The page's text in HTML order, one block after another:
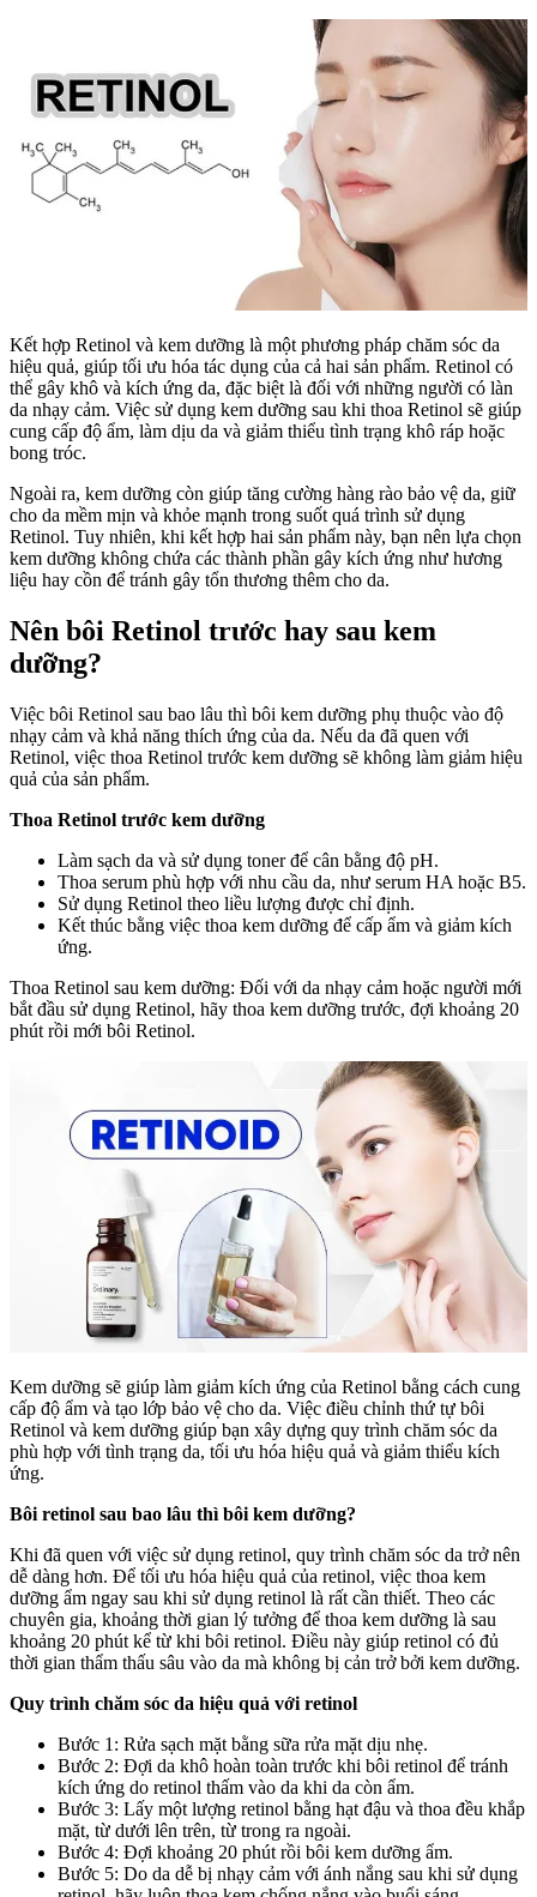
Kết hợp Retinol và kem dưỡng là một phương pháp chăm sóc da
hiệu quả, giúp tối ưu hóa tác dụng của cả hai sản phẩm. Retinol có
thể gây khô và kích ứng da, đặc biệt là đối với những người có làn
da nhạy cảm. Việc sử dụng kem dưỡng sau khi thoa Retinol sẽ giúp
cung cấp độ ẩm, làm dịu da và giảm thiểu tình trạng khô ráp hoặc
bong tróc.
Ngoài ra, kem dưỡng còn giúp tăng cường hàng rào bảo vệ da, giữ
cho da mềm mịn và khỏe mạnh trong suốt quá trình sử dụng
Retinol. Tuy nhiên, khi kết hợp hai sản phẩm này, bạn nên lựa chọn
kem dưỡng không chứa các thành phần gây kích ứng như hương
liệu hay cồn để tránh gây tổn thương thêm cho da.
Nên bôi Retinol trước hay sau kem
dưỡng?
Việc bôi Retinol sau bao lâu thì bôi kem dưỡng phụ thuộc vào độ
nhạy cảm và khả năng thích ứng của da. Nếu da đã quen với
Retinol, việc thoa Retinol trước kem dưỡng sẽ không làm giảm hiệu
quả của sản phẩm.
Thoa Retinol trước kem dưỡng
Làm sạch da và sử dụng toner để cân bằng độ pH.
Thoa serum phù hợp với nhu cầu da, như serum HA hoặc B5.
Sử dụng Retinol theo liều lượng được chỉ định.
Kết thúc bằng việc thoa kem dưỡng để cấp ẩm và giảm kích
ứng.
Thoa Retinol sau kem dưỡng: Đối với da nhạy cảm hoặc người mới
bắt đầu sử dụng Retinol, hãy thoa kem dưỡng trước, đợi khoảng 20
phút rồi mới bôi Retinol.
Kem dưỡng sẽ giúp làm giảm kích ứng của Retinol bằng cách cung
cấp độ ẩm và tạo lớp bảo vệ cho da. Việc điều chỉnh thứ tự bôi
Retinol và kem dưỡng giúp bạn xây dựng quy trình chăm sóc da
phù hợp với tình trạng da, tối ưu hóa hiệu quả và giảm thiểu kích
ứng.
Bôi retinol sau bao lâu thì bôi kem dưỡng?
Khi đã quen với việc sử dụng retinol, quy trình chăm sóc da trở nên
dễ dàng hơn. Để tối ưu hóa hiệu quả của retinol, việc thoa kem
dưỡng ẩm ngay sau khi sử dụng retinol là rất cần thiết. Theo các
chuyên gia, khoảng thời gian lý tưởng để thoa kem dưỡng là sau
khoảng 20 phút kể từ khi bôi retinol. Điều này giúp retinol có đủ
thời gian thẩm thấu sâu vào da mà không bị cản trở bởi kem dưỡng.
Quy trình chăm sóc da hiệu quả với retinol
Bước 1: Rửa sạch mặt bằng sữa rửa mặt dịu nhẹ.
Bước 2: Đợi da khô hoàn toàn trước khi bôi retinol để tránh
kích ứng do retinol thấm vào da khi da còn ẩm.
Bước 3: Lấy một lượng retinol bằng hạt đậu và thoa đều khắp
mặt, từ dưới lên trên, từ trong ra ngoài.
Bước 4: Đợi khoảng 20 phút rồi bôi kem dưỡng ẩm.
Bước 5: Do da dễ bị nhạy cảm với ánh nắng sau khi sử dụng